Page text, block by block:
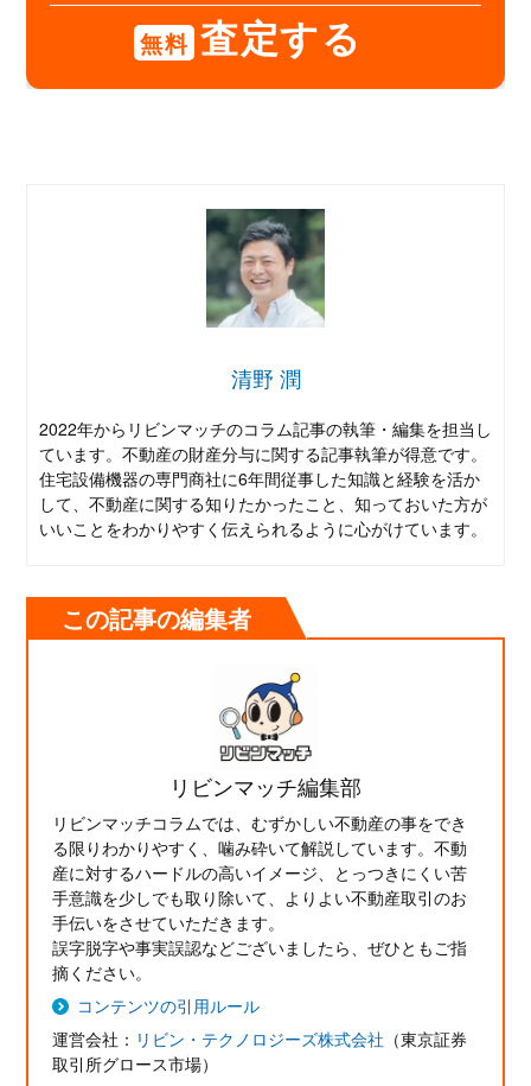
無料 査定する
清野 潤
2022年からリビンマッチのコラム記事の執筆・編集を担当し
ています。不動産の財産分与に関する記事執筆が得意です。
住宅設備機器の専門商社に6年間従事した知識と経験を活か
して、不動産に関する知りたかったこと、知っておいた方が
いいことをわかりやすく伝えられるように心がけています。
この記事の編集者
リビンマッチ編集部
リビンマッチコラムでは、むずかしい不動産の事をでき
る限りわかりやすく、噛み砕いて解説しています。不動
産に対するハードルの高いイメージ、とっつきにくい苦
手意識を少しでも取り除いて、よりよい不動産取引のお
手伝いをさせていただきます。
誤字脱字や事実誤認などございましたら、ぜひともご指
摘ください。
コンテンツの引用ルール
運営会社： リビン・テクノロジーズ株式会社 （東京証券
取引所グロース市場）